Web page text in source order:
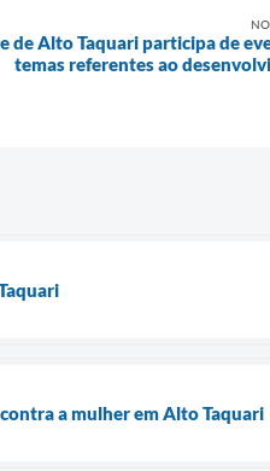
de Alto Taquari participa de
temas referentes ao
a mulher em Alto Taquari